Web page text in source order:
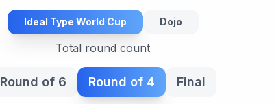
Ideal Type World Cup Dojo
Total round count
Round of 6 Round of 4 Final